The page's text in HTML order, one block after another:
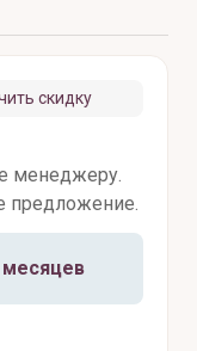
скидку
менеджеру.
предложение.
месяцев